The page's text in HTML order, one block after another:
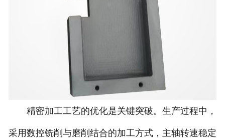
精密加工工艺的优化是关键突破。生产过程中，
采用数控铣削与磨削结合的加工方式，主轴转速稳定